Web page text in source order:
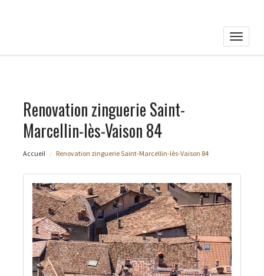
Toggle
Renovation zinguerie Saint-
Marcellin-lès-Vaison 84
Accueil Renovation zinguerie Saint-Marcellin-lès-Vaison 84